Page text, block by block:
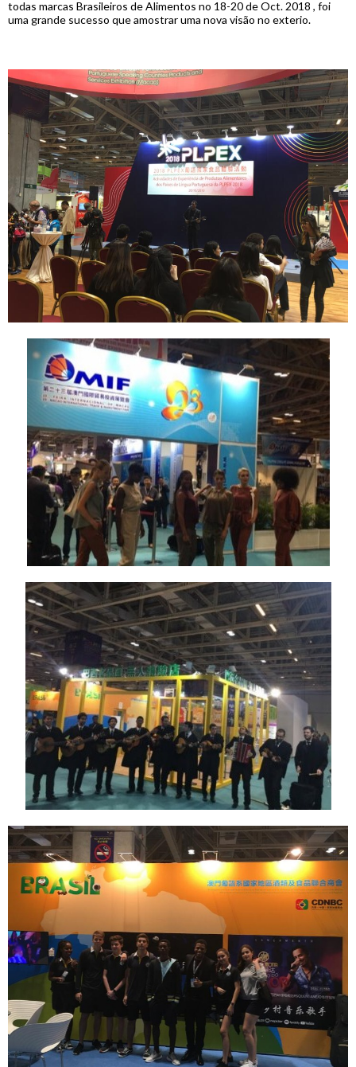
todas marcas Brasileiros de Alimentos no 18-20 de Oct. 2018 , foi
uma grande sucesso que amostrar uma nova visão no exterio.